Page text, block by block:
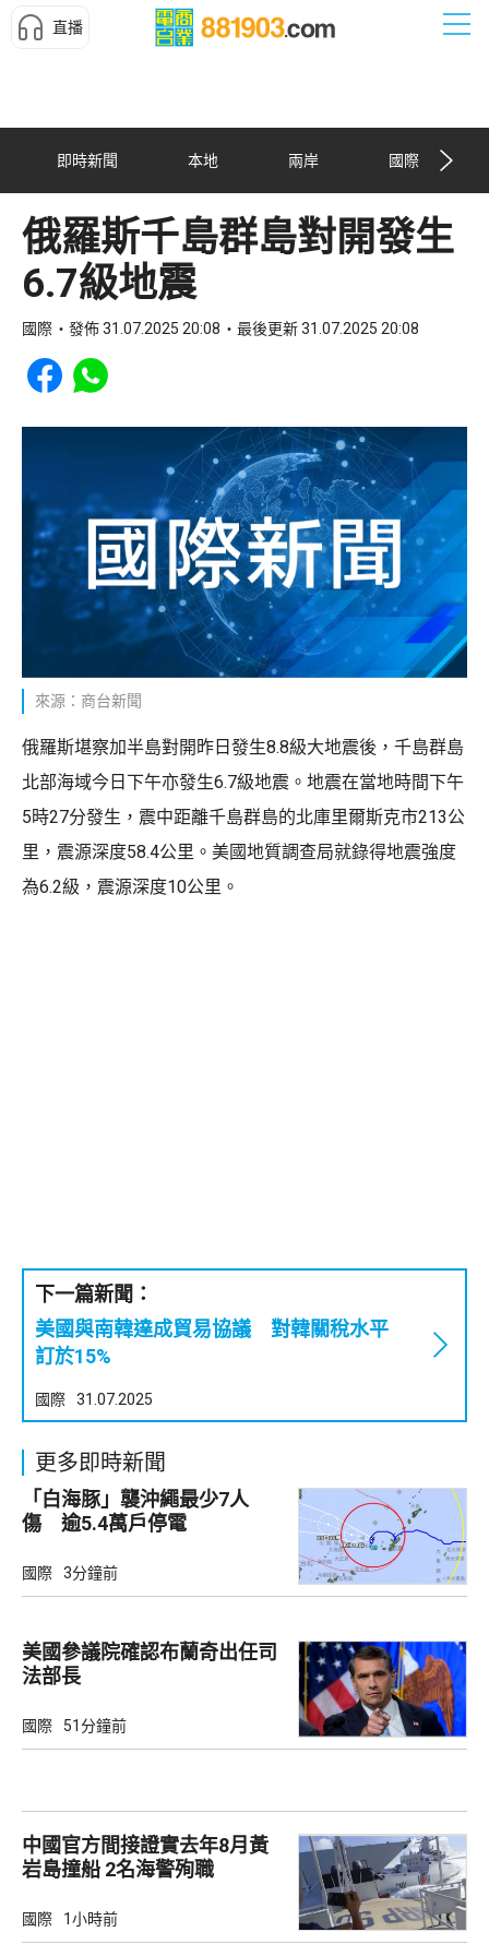
直播
即時新聞 本地 兩岸 國際
俄羅斯千島群島對開發生
6.7級地震
國際 發佈 31.07.2025 20:08 最後更新 31.07.2025 20:08
Share to Facebook
Share to WhatsApp
來源：商台新聞
俄羅斯堪察加半島對開昨日發生8.8級大地震後，千島群島
北部海域今日下午亦發生6.7級地震。地震在當地時間下午
5時27分發生，震中距離千島群島的北庫里爾斯克市213公
里，震源深度58.4公里。美國地質調查局就錄得地震強度
為6.2級，震源深度10公里。
下一篇新聞：
美國與南韓達成貿易協議 對韓關稅水平
訂於15%
國際 31.07.2025
更多即時新聞
「白海豚」襲沖繩最少7人
傷 逾5.4萬戶停電
國際 3分鐘前
美國參議院確認布蘭奇出任司
法部長
國際 51分鐘前
中國官方間接證實去年8月黃
岩島撞船 2名海警殉職
國際 1小時前